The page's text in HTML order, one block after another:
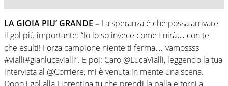
LA GIOIA PIU’ GRANDE – La speranza è che possa arrivare
il gol più importante: “Io lo so invece come finirà… con te
che esulti! Forza campione niente ti ferma… vamossss
#vialli#gianlucavialli”. E poi: Caro @LucaVialli, leggendo la tua
intervista al @Corriere, mi è venuta in mente una scena.